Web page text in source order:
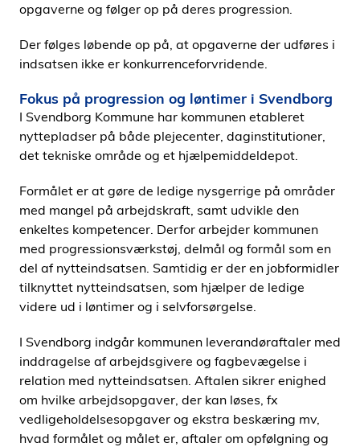
opgaverne og følger op på deres progression.
Der følges løbende op på, at opgaverne der udføres i
indsatsen ikke er konkurrenceforvridende.
Fokus på progression og løntimer i Svendborg
I Svendborg Kommune har kommunen etableret
nyttepladser på både plejecenter, daginstitutioner,
det tekniske område og et hjælpemiddeldepot.
Formålet er at gøre de ledige nysgerrige på områder
med mangel på arbejdskraft, samt udvikle den
enkeltes kompetencer. Derfor arbejder kommunen
med progressionsværkstøj, delmål og formål som en
del af nytteindsatsen. Samtidig er der en jobformidler
tilknyttet nytteindsatsen, som hjælper de ledige
videre ud i løntimer og i selvforsørgelse.
I Svendborg indgår kommunen leverandøraftaler med
inddragelse af arbejdsgivere og fagbevægelse i
relation med nytteindsatsen. Aftalen sikrer enighed
om hvilke arbejdsopgaver, der kan løses, fx
vedligeholdelsesopgaver og ekstra beskæring mv,
hvad formålet og målet er, aftaler om opfølgning og